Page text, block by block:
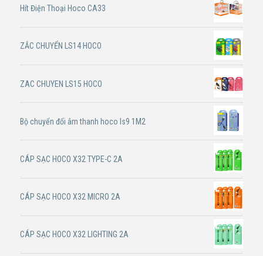
Hít Điện Thoại Hoco CA33
ZẮC CHUYỂN LS14 HOCO
ZAC CHUYEN LS15 HOCO
Bộ chuyển đổi âm thanh hoco ls9 1M2
CÁP SẠC HOCO X32 TYPE-C 2A
CÁP SẠC HOCO X32 MICRO 2A
CÁP SẠC HOCO X32 LIGHTING 2A